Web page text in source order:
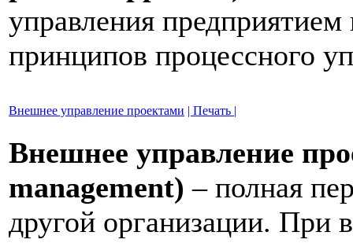
управления
принципов процессного
Внешнее управление проектами | Печать |
Внешнее управление
management) – полная
другой организации. При